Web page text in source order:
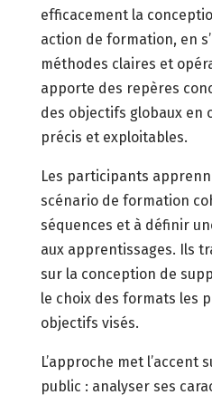
efficacement la
action de formation, en
méthodes claires et
apporte des repères
des objectifs globaux en
précis et exploitables.
Les participants
scénario de formation
séquences et à définir
aux apprentissages. Ils
sur la conception de
le choix des formats les
objectifs visés.
L’approche met l’accent
public : analyser ses